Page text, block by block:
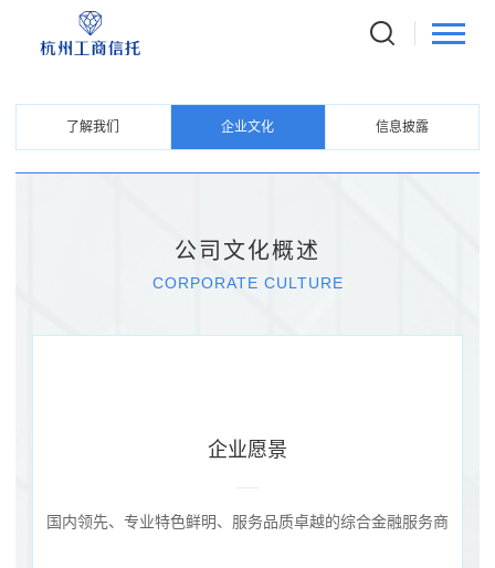
关于我们
了解我们 企业文化 信息披露
公司文化概述
CORPORATE CULTURE
企业愿景
国内领先、专业特色鲜明、服务品质卓越的综合金融服务商